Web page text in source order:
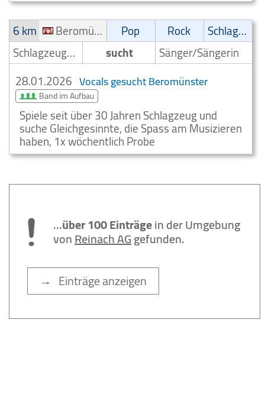
6 km
Beromünster Pop Rock
Schlager
Schlagzeuger/Drummer
sucht
Sänger/Sängerin
28.01.2026 Vocals gesucht Beromünster
Band im Aufbau
Spiele seit über 30 Jahren Schlagzeug und
suche Gleichgesinnte, die Spass am Musizieren
haben, 1x wöchentlich Probe
...über 100 Einträgein der Umgebung
vonReinach AGgefunden.
→ Einträge anzeigen